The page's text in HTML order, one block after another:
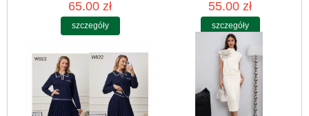
65.00 zł
szczegóły
55.00 zł
szczegóły